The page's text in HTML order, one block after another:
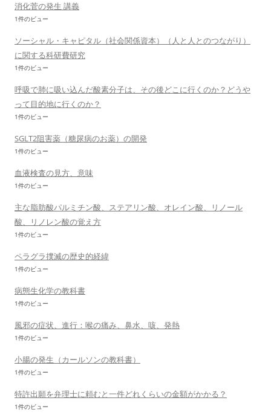
消化菅の発生 講義
1件のビュー
ソーシャル・キャピタル（社会関係資本）（人と人とのつながり）
に関する科研費研究
1件のビュー
呼吸で肺に吸い込んだ酸素分子は、その後どこに行くのか？どうや
って目的地に行くのか？
1件のビュー
SGLT2阻害薬（糖尿病のお薬）の開発
1件のビュー
血液検査の見方、意味
1件のビュー
主な脂肪酸パルミチン酸、ステアリン酸、オレイン酸、リノール
酸、リノレン酸の覚え方
1件のビュー
ペラグラ撲滅の歴史的経緯
1件のビュー
病態生化学の教科書
1件のビュー
風邪の症状、進行：喉の痛み、鼻水、咳、発熱
1件のビュー
小腸の発生（カールソンの教科書）
1件のビュー
特許出願を弁理士に頼むと一件どれくらいの金額がかかる？
1件のビュー